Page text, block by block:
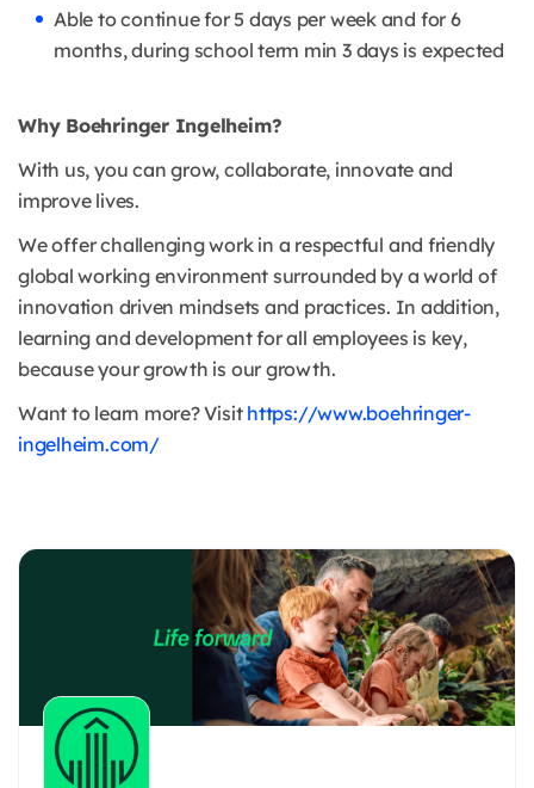
Able to continue for 5 days per week and for 6
months, during school term min 3 days is expected
Why Boehringer Ingelheim?
With us, you can grow, collaborate, innovate and
improve lives.
We offer challenging work in a respectful and friendly
global working environment surrounded by a world of
innovation driven mindsets and practices. In addition,
learning and development for all employees is key,
because your growth is our growth.
Want to learn more? Visit https://www.boehringer-
ingelheim.com/